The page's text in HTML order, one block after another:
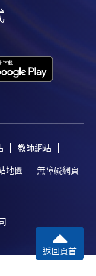
教師網站
地圖 無障礙網頁
返回頁首